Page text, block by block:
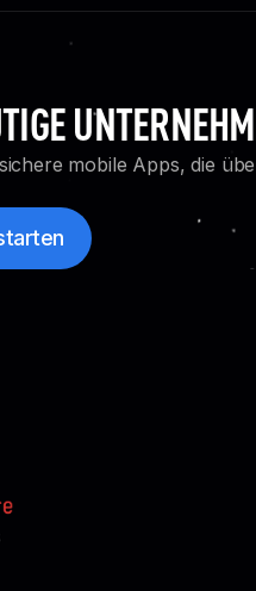
mobile Apps, die